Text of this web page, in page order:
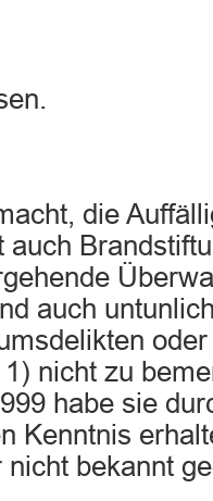
die
auch
auch
nicht zu
habe sie
Kenntnis
bekannt